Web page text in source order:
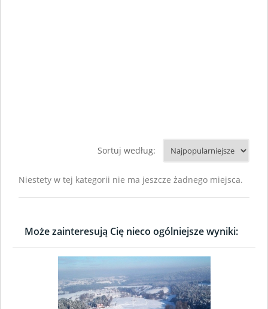
Sortuj według:
Niestety w tej kategorii nie ma jeszcze żadnego miejsca.
Może zainteresują Cię nieco ogólniejsze wyniki: